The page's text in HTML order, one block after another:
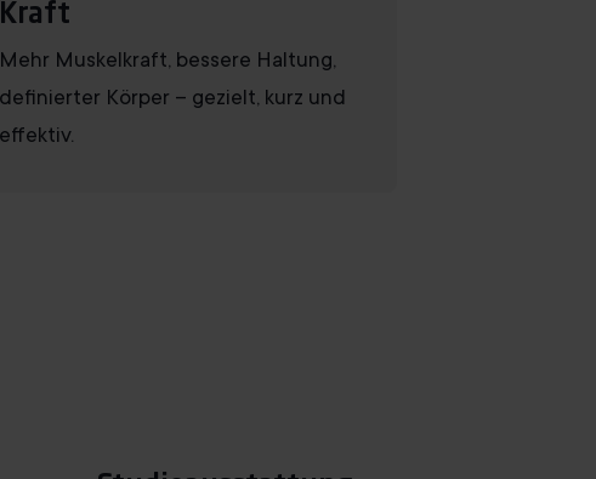
Kraft
Mehr Muskelkraft, bessere Haltung,
definierter Körper – gezielt, kurz und
effektiv.